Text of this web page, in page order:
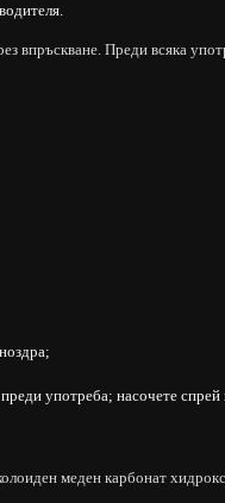
впръскване. Преди всяка
преди употреба; насочете
меден карбонат